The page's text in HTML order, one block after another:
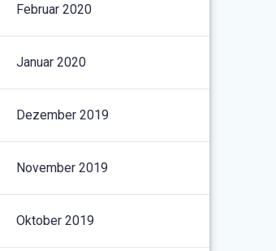
Februar 2020
Januar 2020
Dezember 2019
November 2019
Oktober 2019